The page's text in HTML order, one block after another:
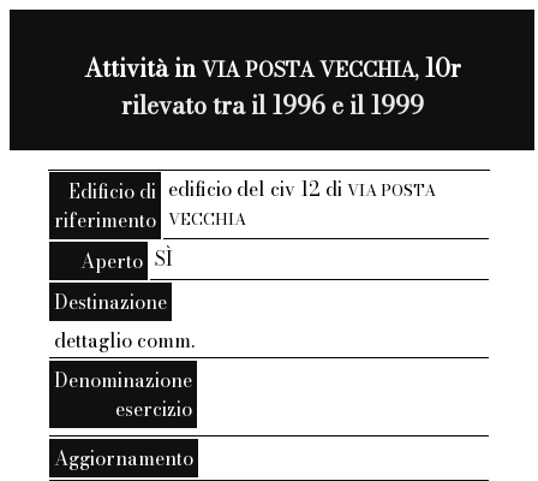
Attività inVIA POSTA VECCHIA,10r
rilevato tra il 1996 e il 1999
Edificio di
riferimento
edificio del civ 12 diVIA POSTA
VECCHIA
Aperto SÌ
Destinazione
dettaglio comm.
Denominazione
esercizio
Aggiornamento